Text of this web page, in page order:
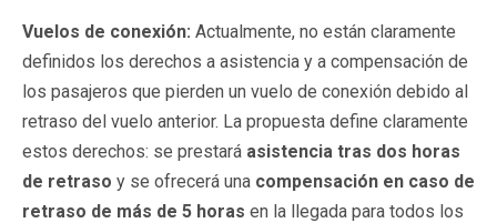
Vuelos de conexión: Actualmente, no están claramente
definidos los derechos a asistencia y a compensación de
los pasajeros que pierden un vuelo de conexión debido al
retraso del vuelo anterior. La propuesta define claramente
estos derechos: se prestará asistencia tras dos horas
de retraso y se ofrecerá una compensación en caso de
retraso de más de 5 horas en la llegada para todos los